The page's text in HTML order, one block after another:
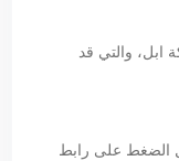
ابل، والتي قد
الضغط على رابط